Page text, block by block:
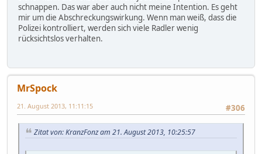
schnappen. Das war aber auch nicht meine Intention. Es geht
mir um die Abschreckungswirkung. Wenn man weiß, dass die
Polizei kontrolliert, werden sich viele Radler wenig
rücksichtslos verhalten.
MrSpock
#306
21. August 2013, 11:11:15
Zitat von: KranzFonz am 21. August 2013, 10:25:57